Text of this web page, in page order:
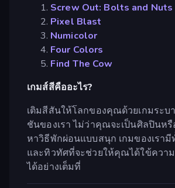
Screw Out: Bolts and Nuts
Pixel Blast
Numicolor
Four Colors
Find The Cow
เกมส์สีคืออะไร?
เติมสีสันให้โลกของคุณด้วยเกมระบ
ชันของเรา ไม่ว่าคุณจะเป็นศิลปินห
หาวิธีพักผ่อนแบบสนุก เกมของเรา
และทิวทัศที่จะช่วยให้คุณได้ใข้ควา
ได้อย่างเต็มที่